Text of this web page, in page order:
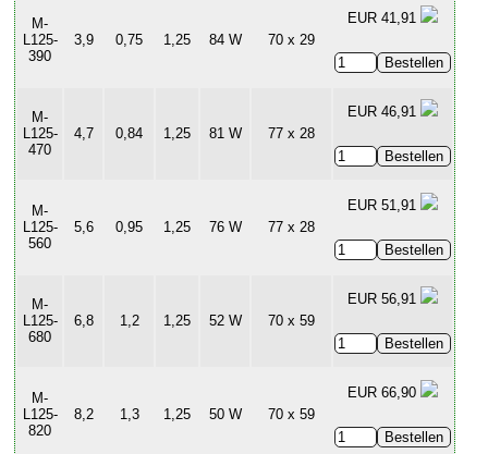
M-
L125-
390
3,9 0,75 1,25 84 W 70 x 29
EUR 41,91
M-
L125-
470
4,7 0,84 1,25 81 W 77 x 28
EUR 46,91
M-
L125-
560
5,6 0,95 1,25 76 W 77 x 28
EUR 51,91
M-
L125-
680
6,8 1,2 1,25 52 W 70 x 59
EUR 56,91
M-
L125-
820
8,2 1,3 1,25 50 W 70 x 59
EUR 66,90